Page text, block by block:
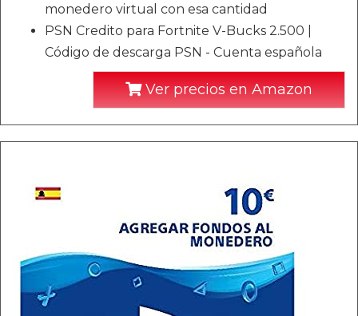
monedero virtual con esa cantidad
PSN Credito para Fortnite V-Bucks 2.500 |
Código de descarga PSN - Cuenta española
Ver precios en Amazon